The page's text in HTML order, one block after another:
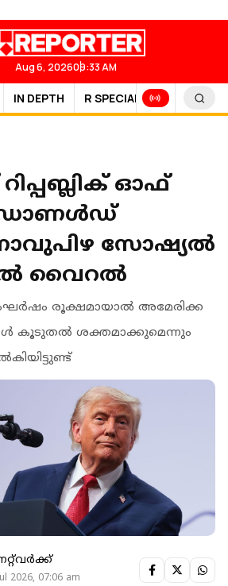
Aug 6, 202609:33 AM
IN DEPTH R SPECIAL SPORTS
റിപ്പബ്ലിക് ഓഫ്
ഡോണൾഡ്
നാവുപിഴ സോഷ്യൽ
വൈറൽ
രൂക്ഷമായാൽ അമേരിക്ക
കൂടുതൽ ശക്തമാക്കുമെന്നും
2026, 07:06 am